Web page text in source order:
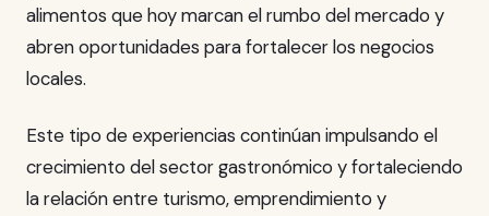
alimentos que hoy marcan el rumbo del mercado y
abren oportunidades para fortalecer los negocios
locales.
Este tipo de experiencias continúan impulsando el
crecimiento del sector gastronómico y fortaleciendo
la relación entre turismo, emprendimiento y